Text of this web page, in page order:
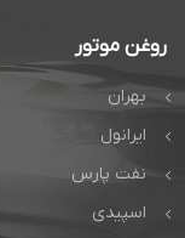
روغن موتور
بهران
ایرانول
نفت پارس
اسپیدی